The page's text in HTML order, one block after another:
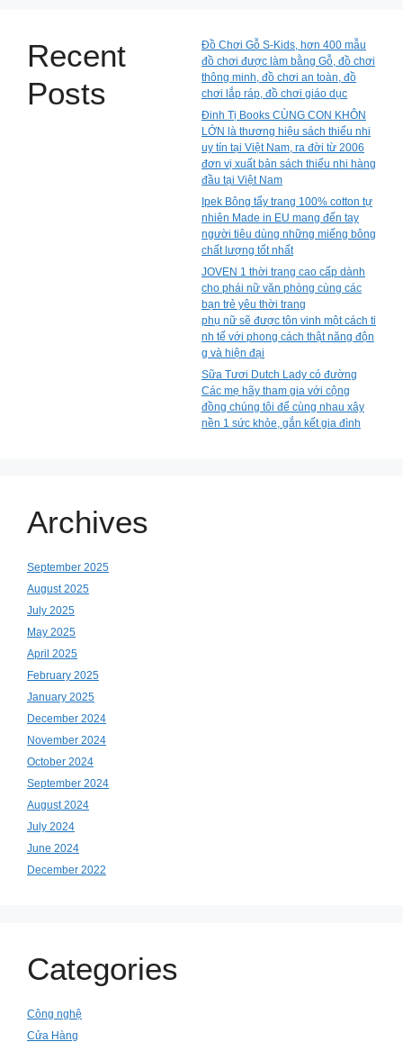
Recent
Posts
Đồ Chơi Gỗ S-Kids, hơn 400 mẫu
đồ chơi được làm bằng Gỗ, đồ chơi
thông minh, đồ chơi an toàn, đồ
chơi lắp ráp, đồ chơi giáo dục
Đinh Tị Books CÙNG CON KHÔN
LỚN là thương hiệu sách thiếu nhi
uy tín tại Việt Nam, ra đời từ 2006
đơn vị xuất bản sách thiếu nhi hàng
đầu tại Việt Nam
Ipek Bông tẩy trang 100% cotton tự
nhiên Made in EU mang đến tay
người tiêu dùng những miếng bông
chất lượng tốt nhất
JOVEN 1 thời trang cao cấp dành
cho phái nữ văn phòng cùng các
bạn trẻ yêu thời trang
phụ nữ sẽ được tôn vinh một cách ti
nh tế với phong cách thật năng độn
g và hiện đại
Sữa Tươi Dutch Lady có đường
Các mẹ hãy tham gia với cộng
đồng chúng tôi để cùng nhau xây
nền 1 sức khỏe, gắn kết gia đình
Archives
September 2025
August 2025
July 2025
May 2025
April 2025
February 2025
January 2025
December 2024
November 2024
October 2024
September 2024
August 2024
July 2024
June 2024
December 2022
Categories
Công nghệ
Cửa Hàng